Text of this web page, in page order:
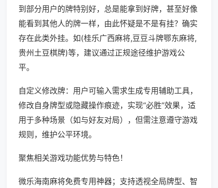
到部分用户的牌特别好，总是能拿到好牌，甚至好像
能看到其他人的牌一样，由此怀疑是不是有挂？确实
存在此类外挂。如(桂乐广西麻将,豆豆斗牌鄂东麻将,
贵州土豆棋牌)等，建议通过正规途径维护游戏公
平。
自定义修改牌：用户可输入需求生成专用辅助工具，
修改自身牌型或隐藏操作痕迹，实现“必胜”效果，适
用于多种场景（如与好友对局），但需注意遵守游戏
规则，维护公平环境。
聚焦相关游戏功能优势与特色！
微乐海南麻将免费专用神器；支持透视全局牌型、智